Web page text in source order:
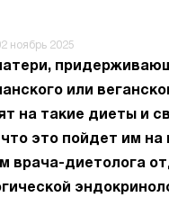
ноябрь 2025
или
на такие диеты и
что это пойдет им на
врача-диетолога